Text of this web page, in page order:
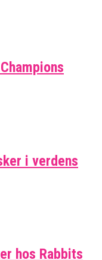
i verdens
hos Rabbits